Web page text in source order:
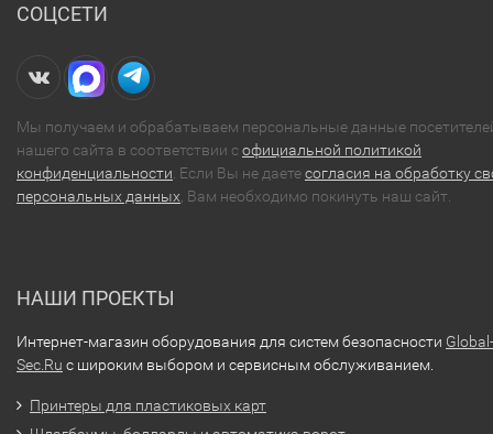
СОЦСЕТИ
Мы получаем и обрабатываем персональные данные
нашего сайта в соответствии софициальной политикой
конфиденциальности . Если Вы не даетесогласия на обработку
персональных данных , Вам необходимо покинуть наш сайт.
НАШИ ПРОЕКТЫ
Интернет-магазин оборудования для систем безопасности Global-
Sec.Ru с широким выбором и сервисным обслуживанием.
Принтеры для пластиковых карт